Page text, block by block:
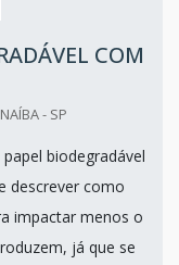
COM
- SP
biodegradável
descrever como
impactar menos o
já que se